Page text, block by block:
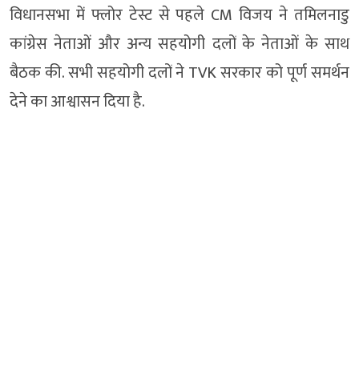
विधानसभा में फ्लोर टेस्ट से पहले CM विजय ने तमिलनाडु
कांग्रेस नेताओं और अन्य सहयोगी दलों के नेताओं के साथ
बैठक की. सभी सहयोगी दलों ने TVK सरकार को पूर्ण समर्थन
देने का आश्वासन दिया है.